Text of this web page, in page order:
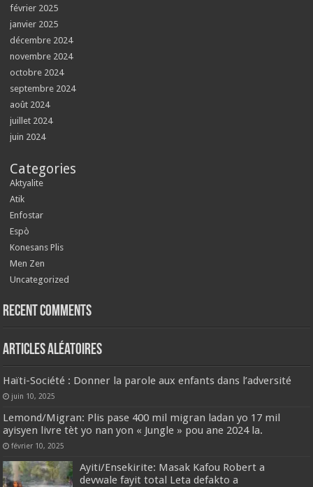
février 2025
janvier 2025
décembre 2024
novembre 2024
octobre 2024
septembre 2024
août 2024
juillet 2024
juin 2024
Categories
Aktyalite
Atik
Enfostar
Espò
Konesans Plis
Men Zen
Uncategorized
Recent Comments
Articles aléatoires
Haïti-Société : Donner la parole aux enfants dans l’adversité
juin 10, 2025
Lemond/Migran: Plis pase 400 mil migran ladan yo 17 mil
ayisyen livre tèt yo nan yon « Jungle » pou ane 2024 la.
février 10, 2025
Ayiti/Ensekirite: Masak Kafou Robert a
devwale fayit total Leta defakto a